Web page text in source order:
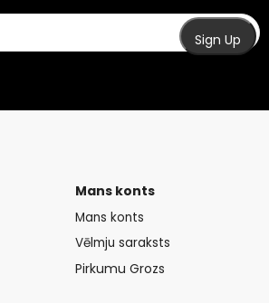
Mans konts
Mans konts
Vēlmju saraksts
Pirkumu Grozs